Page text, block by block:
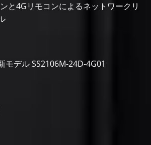
と4Gリモコンによるネットワークリ
モデル SS2106M-24D-4G01